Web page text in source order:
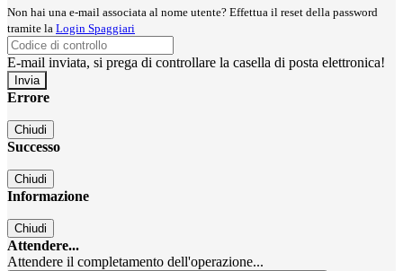
Non hai una e-mail associata al nome utente? Effettua il reset della password
tramite la Login Spaggiari
E-mail inviata, si prega di controllare la casella di posta elettronica!
Errore
Chiudi
Successo
Chiudi
Informazione
Chiudi
Attendere...
Attendere il completamento dell'operazione...